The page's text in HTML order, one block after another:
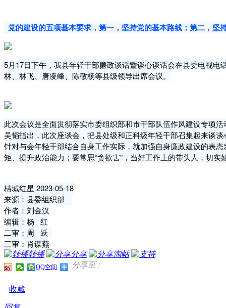
党的建设的五项基本要求，第一，坚持党的基本路线；第二，
5月17日下午，我县年轻干部廉政谈话暨谈心谈话会在县委电视
林、林飞、唐凌峰、陈敬杨等县级领导出席会议。
此次会议是全面贯彻落实市委组织部和市干部队伍作风建设专项
吴韬指出，此次座谈会，把县处级和正科级年轻干部召集起来谈
针对与会年轻干部结合自身工作实际，就加强自身廉政建设的表
矩、提升政治能力；要常思“贪欲害”，当好工作上的带头人，切
桔城红星 2023-05-18
来源：县委组织部
作者：刘金汉
编辑：杨 红
二审：周 跃
三审：肖谋燕
转播 分享
淘帖
分享至 :
QQ空间
收藏